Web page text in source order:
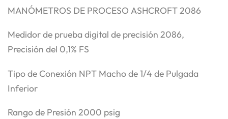
MANÓMETROS DE PROCESO ASHCROFT 2086
Medidor de prueba digital de precisión 2086,
Precisión del 0,1% FS
Tipo de Conexión NPT Macho de 1/4 de Pulgada
Inferior
Rango de Presión 2000 psig